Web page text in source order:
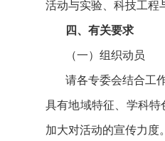
活动与实验、科技工程
四、有关要求
（一）组织动员
请各专委会结合工
具有地域特征、学科特
加大对活动的宣传力度。